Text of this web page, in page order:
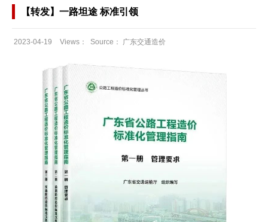
【转发】一路坦途 标准引领
2023-04-19 Views： Source： 广东交通造价